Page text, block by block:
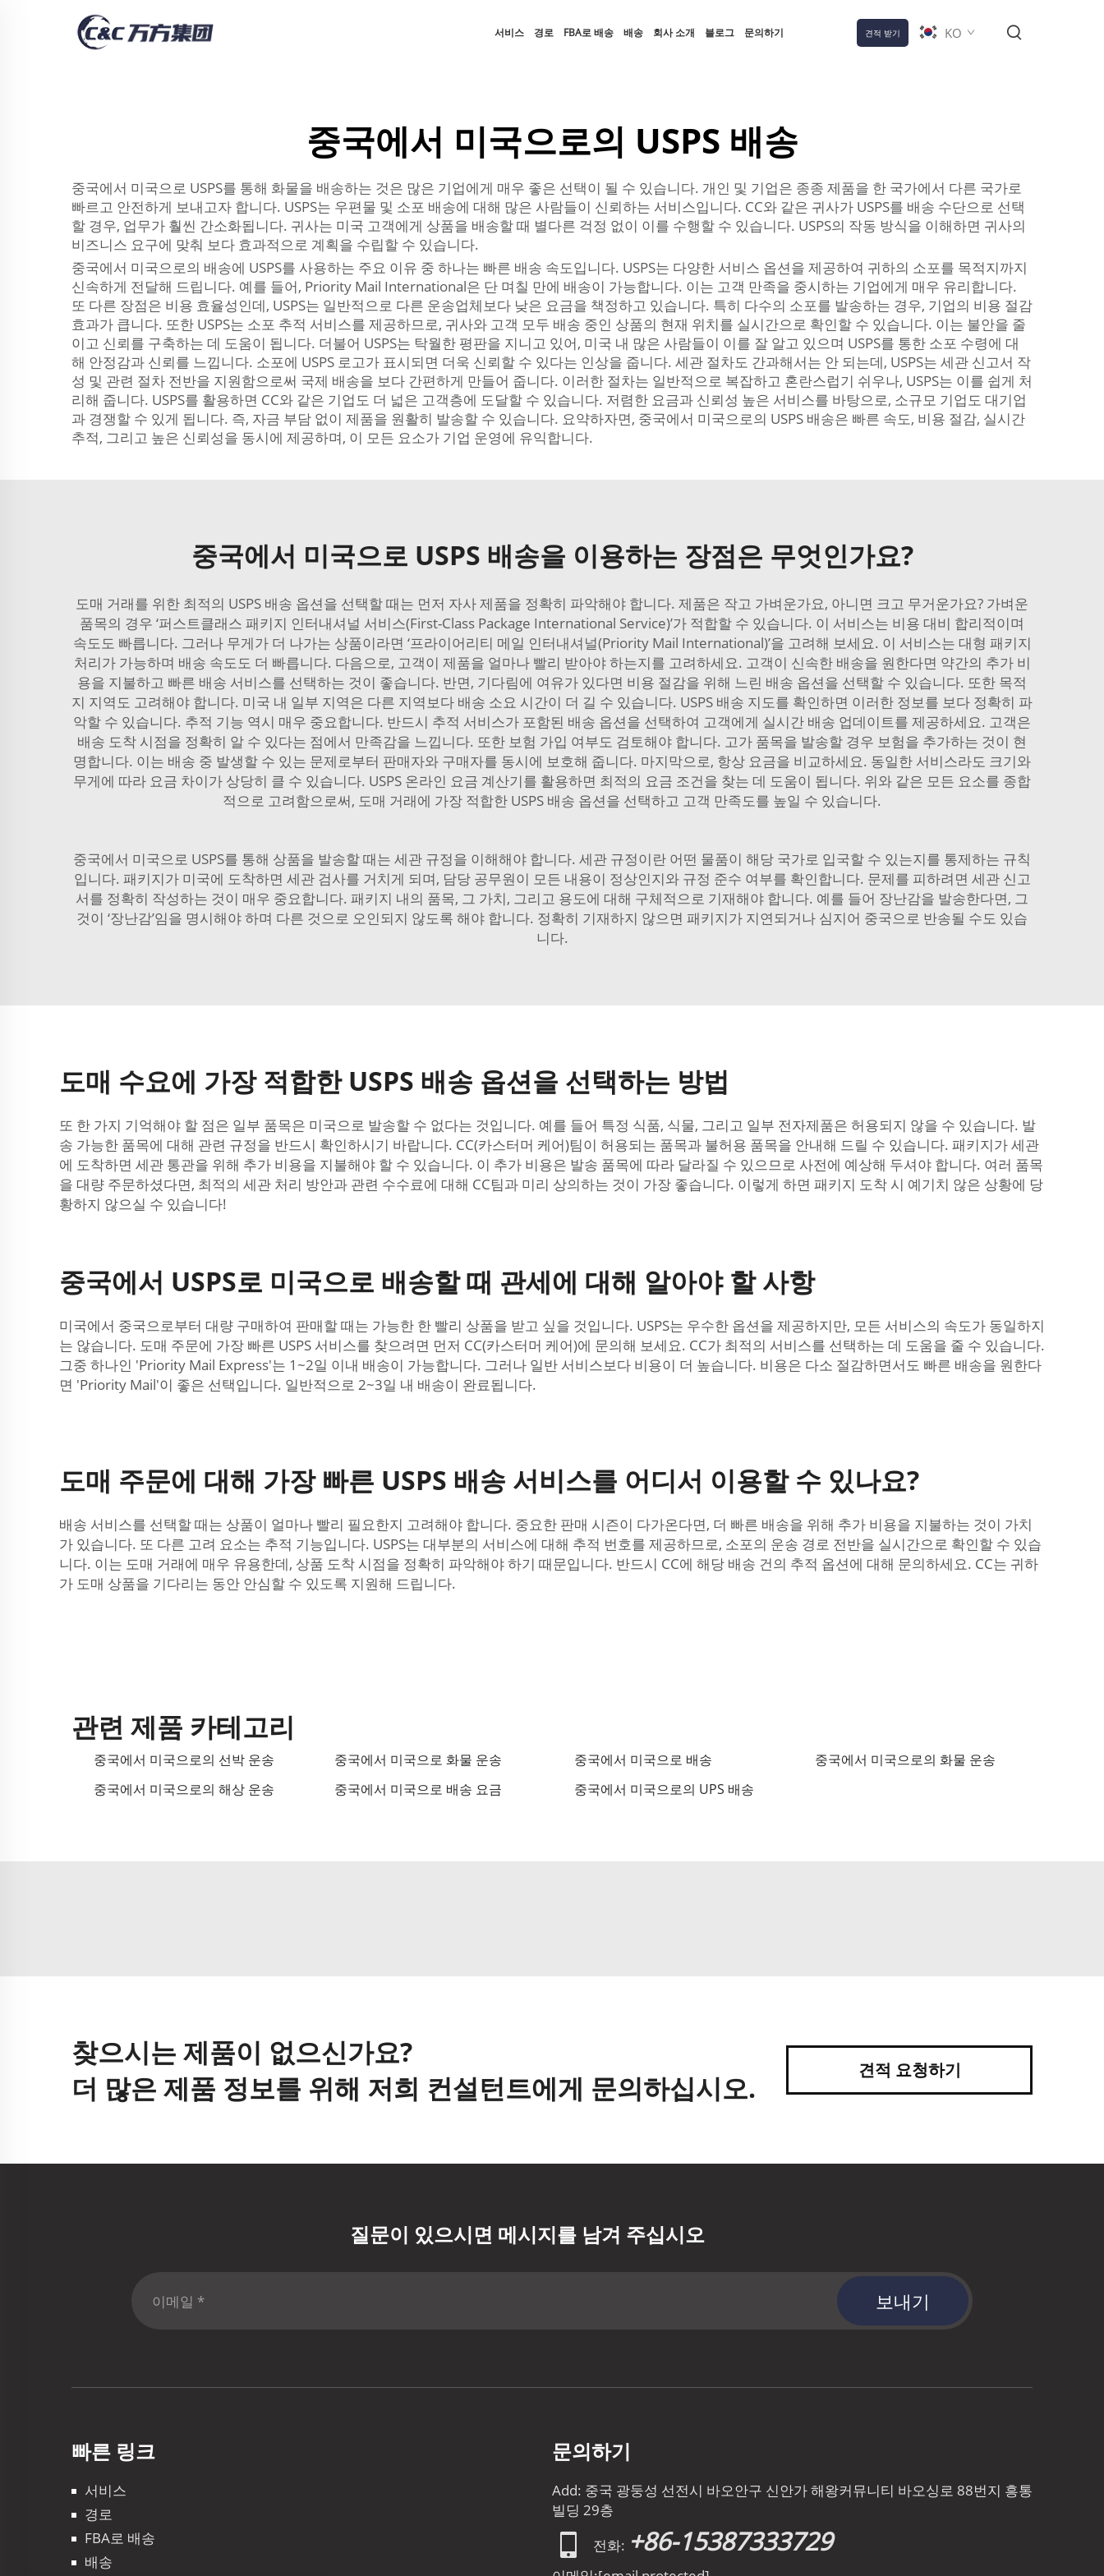
서비스 경로 FBA로 배송 배송 회사 소개 블로그 문의하기 견적 받기 KO
중국에서 미국으로의 USPS 배송
중국에서 미국으로 USPS를 통해 화물을 배송하는 것은 많은 기업에게 매우 좋은 선택이 될 수 있습니다. 개인 및 기업은 종종 제품을 한 국가에서 다른 국가로
빠르고 안전하게 보내고자 합니다. USPS는 우편물 및 소포 배송에 대해 많은 사람들이 신뢰하는 서비스입니다. CC와 같은 귀사가 USPS를 배송 수단으로 선택
할 경우, 업무가 훨씬 간소화됩니다. 귀사는 미국 고객에게 상품을 배송할 때 별다른 걱정 없이 이를 수행할 수 있습니다. USPS의 작동 방식을 이해하면 귀사의
비즈니스 요구에 맞춰 보다 효과적으로 계획을 수립할 수 있습니다.
중국에서 미국으로의 배송에 USPS를 사용하는 주요 이유 중 하나는 빠른 배송 속도입니다. USPS는 다양한 서비스 옵션을 제공하여 귀하의 소포를 목적지까지
신속하게 전달해 드립니다. 예를 들어, Priority Mail International은 단 며칠 만에 배송이 가능합니다. 이는 고객 만족을 중시하는 기업에게 매우 유리합니다.
또 다른 장점은 비용 효율성인데, USPS는 일반적으로 다른 운송업체보다 낮은 요금을 책정하고 있습니다. 특히 다수의 소포를 발송하는 경우, 기업의 비용 절감
효과가 큽니다. 또한 USPS는 소포 추적 서비스를 제공하므로, 귀사와 고객 모두 배송 중인 상품의 현재 위치를 실시간으로 확인할 수 있습니다. 이는 불안을 줄
이고 신뢰를 구축하는 데 도움이 됩니다. 더불어 USPS는 탁월한 평판을 지니고 있어, 미국 내 많은 사람들이 이를 잘 알고 있으며 USPS를 통한 소포 수령에 대
해 안정감과 신뢰를 느낍니다. 소포에 USPS 로고가 표시되면 더욱 신뢰할 수 있다는 인상을 줍니다. 세관 절차도 간과해서는 안 되는데, USPS는 세관 신고서 작
성 및 관련 절차 전반을 지원함으로써 국제 배송을 보다 간편하게 만들어 줍니다. 이러한 절차는 일반적으로 복잡하고 혼란스럽기 쉬우나, USPS는 이를 쉽게 처
리해 줍니다. USPS를 활용하면 CC와 같은 기업도 더 넓은 고객층에 도달할 수 있습니다. 저렴한 요금과 신뢰성 높은 서비스를 바탕으로, 소규모 기업도 대기업
과 경쟁할 수 있게 됩니다. 즉, 자금 부담 없이 제품을 원활히 발송할 수 있습니다. 요약하자면, 중국에서 미국으로의 USPS 배송은 빠른 속도, 비용 절감, 실시간
추적, 그리고 높은 신뢰성을 동시에 제공하며, 이 모든 요소가 기업 운영에 유익합니다.
중국에서 미국으로 USPS 배송을 이용하는 장점은 무엇인가요?
도매 거래를 위한 최적의 USPS 배송 옵션을 선택할 때는 먼저 자사 제품을 정확히 파악해야 합니다. 제품은 작고 가벼운가요, 아니면 크고 무거운가요? 가벼운
품목의 경우 ‘퍼스트클래스 패키지 인터내셔널 서비스(First-Class Package International Service)’가 적합할 수 있습니다. 이 서비스는 비용 대비 합리적이며
속도도 빠릅니다. 그러나 무게가 더 나가는 상품이라면 ‘프라이어리티 메일 인터내셔널(Priority Mail International)’을 고려해 보세요. 이 서비스는 대형 패키지
처리가 가능하며 배송 속도도 더 빠릅니다. 다음으로, 고객이 제품을 얼마나 빨리 받아야 하는지를 고려하세요. 고객이 신속한 배송을 원한다면 약간의 추가 비
용을 지불하고 빠른 배송 서비스를 선택하는 것이 좋습니다. 반면, 기다림에 여유가 있다면 비용 절감을 위해 느린 배송 옵션을 선택할 수 있습니다. 또한 목적
지 지역도 고려해야 합니다. 미국 내 일부 지역은 다른 지역보다 배송 소요 시간이 더 길 수 있습니다. USPS 배송 지도를 확인하면 이러한 정보를 보다 정확히 파
악할 수 있습니다. 추적 기능 역시 매우 중요합니다. 반드시 추적 서비스가 포함된 배송 옵션을 선택하여 고객에게 실시간 배송 업데이트를 제공하세요. 고객은
배송 도착 시점을 정확히 알 수 있다는 점에서 만족감을 느낍니다. 또한 보험 가입 여부도 검토해야 합니다. 고가 품목을 발송할 경우 보험을 추가하는 것이 현
명합니다. 이는 배송 중 발생할 수 있는 문제로부터 판매자와 구매자를 동시에 보호해 줍니다. 마지막으로, 항상 요금을 비교하세요. 동일한 서비스라도 크기와
무게에 따라 요금 차이가 상당히 클 수 있습니다. USPS 온라인 요금 계산기를 활용하면 최적의 요금 조건을 찾는 데 도움이 됩니다. 위와 같은 모든 요소를 종합
적으로 고려함으로써, 도매 거래에 가장 적합한 USPS 배송 옵션을 선택하고 고객 만족도를 높일 수 있습니다.
중국에서 미국으로 USPS를 통해 상품을 발송할 때는 세관 규정을 이해해야 합니다. 세관 규정이란 어떤 물품이 해당 국가로 입국할 수 있는지를 통제하는 규칙
입니다. 패키지가 미국에 도착하면 세관 검사를 거치게 되며, 담당 공무원이 모든 내용이 정상인지와 규정 준수 여부를 확인합니다. 문제를 피하려면 세관 신고
서를 정확히 작성하는 것이 매우 중요합니다. 패키지 내의 품목, 그 가치, 그리고 용도에 대해 구체적으로 기재해야 합니다. 예를 들어 장난감을 발송한다면, 그
것이 ‘장난감’임을 명시해야 하며 다른 것으로 오인되지 않도록 해야 합니다. 정확히 기재하지 않으면 패키지가 지연되거나 심지어 중국으로 반송될 수도 있습
니다.
도매 수요에 가장 적합한 USPS 배송 옵션을 선택하는 방법
또 한 가지 기억해야 할 점은 일부 품목은 미국으로 발송할 수 없다는 것입니다. 예를 들어 특정 식품, 식물, 그리고 일부 전자제품은 허용되지 않을 수 있습니다. 발
송 가능한 품목에 대해 관련 규정을 반드시 확인하시기 바랍니다. CC(카스터머 케어)팀이 허용되는 품목과 불허용 품목을 안내해 드릴 수 있습니다. 패키지가 세관
에 도착하면 세관 통관을 위해 추가 비용을 지불해야 할 수 있습니다. 이 추가 비용은 발송 품목에 따라 달라질 수 있으므로 사전에 예상해 두셔야 합니다. 여러 품목
을 대량 주문하셨다면, 최적의 세관 처리 방안과 관련 수수료에 대해 CC팀과 미리 상의하는 것이 가장 좋습니다. 이렇게 하면 패키지 도착 시 예기치 않은 상황에 당
황하지 않으실 수 있습니다!
중국에서 USPS로 미국으로 배송할 때 관세에 대해 알아야 할 사항
미국에서 중국으로부터 대량 구매하여 판매할 때는 가능한 한 빨리 상품을 받고 싶을 것입니다. USPS는 우수한 옵션을 제공하지만, 모든 서비스의 속도가 동일하지
는 않습니다. 도매 주문에 가장 빠른 USPS 서비스를 찾으려면 먼저 CC(카스터머 케어)에 문의해 보세요. CC가 최적의 서비스를 선택하는 데 도움을 줄 수 있습니다.
그중 하나인 'Priority Mail Express'는 1~2일 이내 배송이 가능합니다. 그러나 일반 서비스보다 비용이 더 높습니다. 비용은 다소 절감하면서도 빠른 배송을 원한다
면 'Priority Mail'이 좋은 선택입니다. 일반적으로 2~3일 내 배송이 완료됩니다.
도매 주문에 대해 가장 빠른 USPS 배송 서비스를 어디서 이용할 수 있나요?
배송 서비스를 선택할 때는 상품이 얼마나 빨리 필요한지 고려해야 합니다. 중요한 판매 시즌이 다가온다면, 더 빠른 배송을 위해 추가 비용을 지불하는 것이 가치
가 있습니다. 또 다른 고려 요소는 추적 기능입니다. USPS는 대부분의 서비스에 대해 추적 번호를 제공하므로, 소포의 운송 경로 전반을 실시간으로 확인할 수 있습
니다. 이는 도매 거래에 매우 유용한데, 상품 도착 시점을 정확히 파악해야 하기 때문입니다. 반드시 CC에 해당 배송 건의 추적 옵션에 대해 문의하세요. CC는 귀하
가 도매 상품을 기다리는 동안 안심할 수 있도록 지원해 드립니다.
관련 제품 카테고리
중국에서 미국으로의 선박 운송 중국에서 미국으로 화물 운송 중국에서 미국으로 배송
중국에서 미국으로의 화물 운송
중국에서 미국으로의 해상 운송
중국에서 미국으로 배송 요금 중국에서 미국으로의 UPS 배송
찾으시는 제품이 없으신가요?
더 많은 제품 정보를 위해 저희 컨설턴트에게 문의하십시오.
견적 요청하기
질문이 있으시면 메시지를 남겨 주십시오
보내기
빠른 링크
서비스
경로
FBA로 배송
배송
문의하기
Add: 중국 광둥성 선전시 바오안구 신안가 해왕커뮤니티 바오싱로 88번지 흥통
빌딩 29층
전화: +86-15387333729